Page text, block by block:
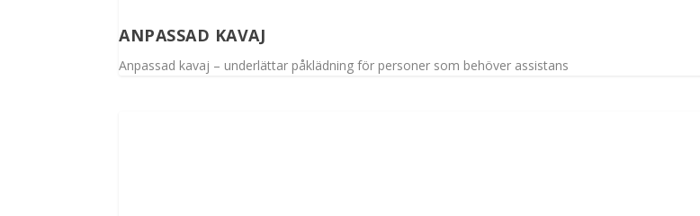
ANPASSAD KAVAJ
Anpassad kavaj – underlättar påklädning för personer som behöver assistans